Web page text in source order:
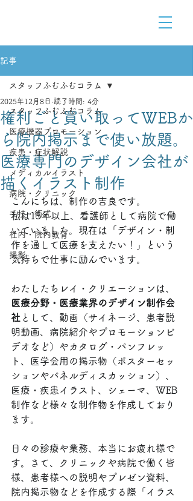
記事
スタッフふむふむコラム
医療機器プロモーション
疾患・症状解説
メディカルイラスト
病院・クリニック
手技・術式
社内・院内教育
撮影
スタッフふむふむコラム
権利ごと買い取ってWEBか
ら院内掲示まで使い放題。
医療専門のデザイン会社が
描くイラスト制作
2025年12月8日 読了時間: 4分
こんにちは、制作の吉良です。
私は15年以上、看護師として病院で働
いていました。現在は「デザイン・制
作を通して医療を支えたい！」という
気持ちで仕事に励んでいます。
わたしたちレイ・クリエーションは、
医療分野・医療業界のデザイン制作会
社 として、動画（サイネージ、患者説
明動画、病院紹介やプロモーションビ
デオなど）やカタログ・パンフレッ
ト、医学会用の掲示物（ポスターセッ
ションやパネルディスカッション）、
医療・疾患イラスト、シェーマ、WEB
制作など様々な制作物を作成しており
ます。
日々の診療や業務、本当にお疲れ様で
す。さて、クリニックや病院で働く皆
様、患者様への説明やプレゼン資料、
院内掲示物などを作成する際「イラス